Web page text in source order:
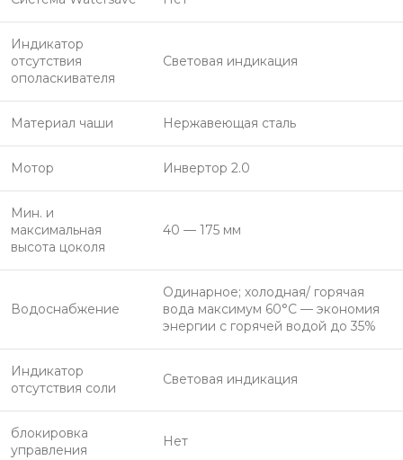
Индикатор
отсутствия
ополаскивателя
Световая индикация
Материал чаши Нержавеющая сталь
Мотор Инвертор 2.0
Мин. и
максимальная
высота цоколя
40 — 175 мм
Водоснабжение
Одинарное; холодная/ горячая
вода максимум 60°C — экономия
энергии с горячей водой до 35%
Индикатор
отсутствия соли
Световая индикация
блокировка
управления
Нет